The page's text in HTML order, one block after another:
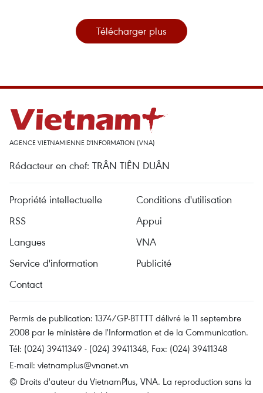
Télécharger plus
AGENCE VIETNAMIENNE D'INFORMATION (VNA)
Rédacteur en chef: TRÂN TIÊN DUÂN
Propriété intellectuelle
Conditions d'utilisation
RSS
Appui
Langues
VNA
Service d'information
Publicité
Contact
Permis de publication: 1374/GP-BTTTT délivré le 11 septembre
2008 par le ministère de l'Information et de la Communication.
Tél: (024) 39411349 - (024) 39411348, Fax: (024) 39411348
E-mail: vietnamplus@vnanet.vn
© Droits d'auteur du VietnamPlus, VNA. La reproduction sans la